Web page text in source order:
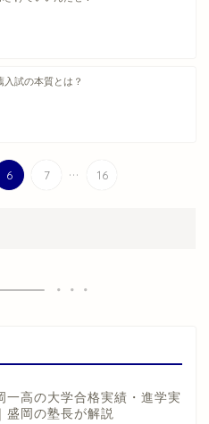
入試の本質とは？
6 7 ... 16
一高の大学合格実績・進学実
盛岡の塾長が解説